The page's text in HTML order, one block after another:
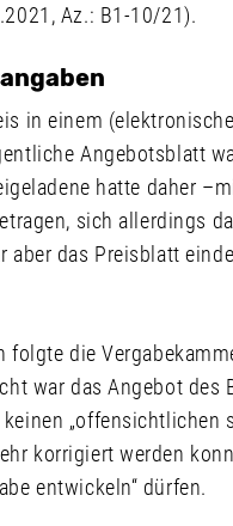
Az.: B1-10/21).
in einem
Angebotsblatt
hatte daher
sich allerdings
aber das Preisblatt
die
war das Angebot des
„offensichtlichen
korrigiert werden
entwickeln“ dürfen.